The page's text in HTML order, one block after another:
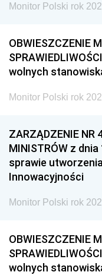
Monitor Polski rok
OBWIESZCZENIE
wolnych
Monitor Polski rok
ZARZĄDZENIE NR
MINISTRÓW z
sprawie
Innowacyjności
Monitor Polski rok
OBWIESZCZENIE
wolnych